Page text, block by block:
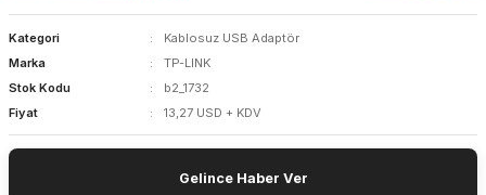
Kategori
Kablosuz USB Adaptör
Marka
TP-LINK
Stok Kodu
b2_1732
Fiyat
13,27 USD + KDV
Gelince Haber Ver